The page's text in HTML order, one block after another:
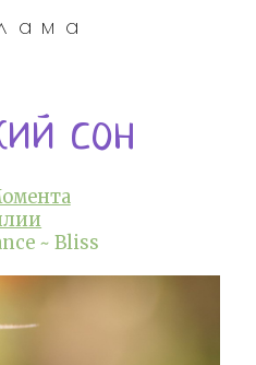
сон
~ Bliss